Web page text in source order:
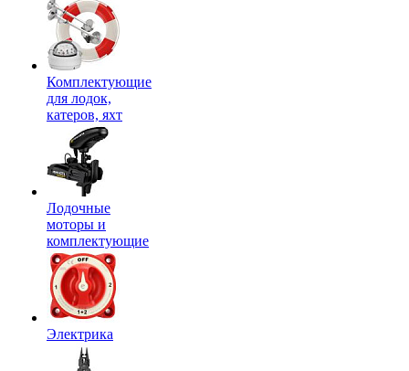
Комплектующие
для лодок,
катеров, яхт
Лодочные
моторы и
комплектующие
Электрика